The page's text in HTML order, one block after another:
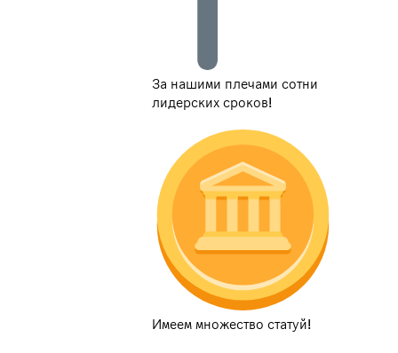
За нашими плечами сотни
лидерских сроков!
Имеем множество статуй!